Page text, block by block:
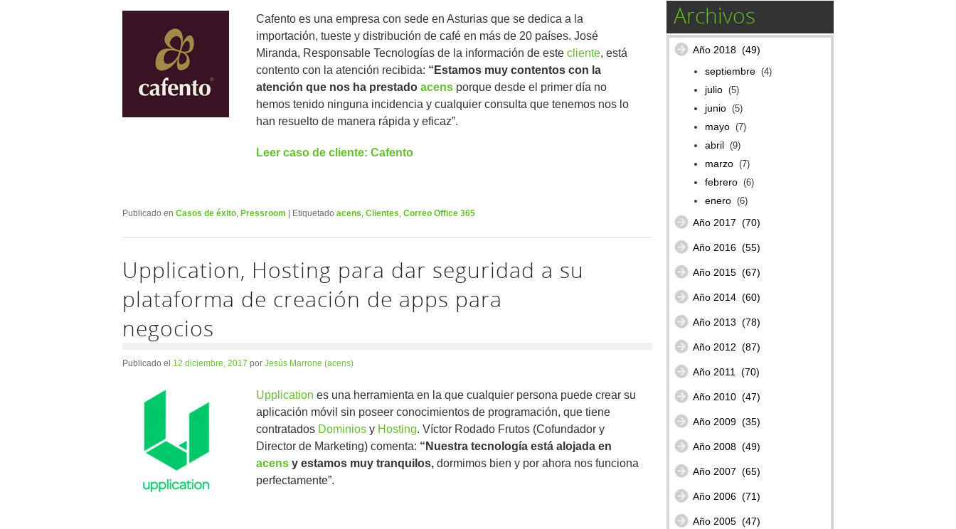
Cafento es una empresa con sede en Asturias que se dedica a la
importación, tueste y distribución de café en más de 20 países. José
Miranda, Responsable Tecnologías de la información de este cliente, está
contento con la atención recibida: “ Estamos muy contentos con la
atención que nos ha prestado acensporque desde el primer día no
hemos tenido ninguna incidencia y cualquier consulta que tenemos nos lo
han resuelto de manera rápida y eficaz”.
Leer caso de cliente: Cafento
Publicado en Casos de éxito, Pressroom | Etiquetado acens, Clientes, Correo Office 365
Upplication, Hosting para dar seguridad a su
plataforma de creación de apps para
negocios
Publicado el 12 diciembre, 2017 por Jesús Marrone (acens)
Upplication es una herramienta en la que cualquier persona puede crear su
aplicación móvil sin poseer conocimientos de programación, que tiene
contratados Dominiosy Hosting. Víctor Rodado Frutos (Cofundador y
Director de Marketing) comenta: “Nuestra tecnología está alojada en
acensy estamos muy tranquilos,dormimos bien y por ahora nos funciona
perfectamente”.
Archivos
Año 2018 (49)
septiembre (4)
julio (5)
junio (5)
mayo (7)
abril (9)
marzo (7)
febrero (6)
enero (6)
Año 2017 (70)
Año 2016 (55)
Año 2015 (67)
Año 2014 (60)
Año 2013 (78)
Año 2012 (87)
Año 2011 (70)
Año 2010 (47)
Año 2009 (35)
Año 2008 (49)
Año 2007 (65)
Año 2006 (71)
Año 2005 (47)